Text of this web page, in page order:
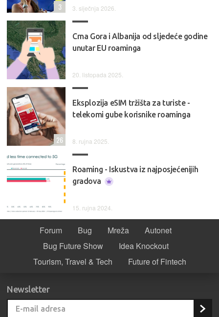
3. siječnja 2026.
3
Crna Gora i Albanija od sljedeće godine
unutar EU roaminga
20. listopada 2025.
Eksplozija eSIM tržišta za turiste -
telekomi gube korisnike roaminga
8. rujna 2025.
26
Roaming - Iskustva iz najposjećenijih
gradova
15. rujna 2024.
Forum Bug Mreža
Autonet
Bug Future Show
Idea Knockout
Tourism, Travel & Tech
Future of Fintech
Newsletter